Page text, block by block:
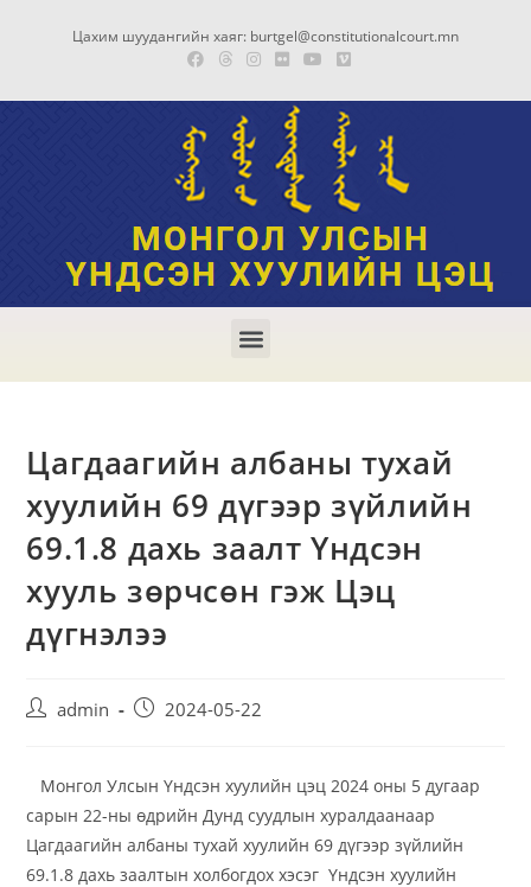
Цахим шуудангийн хаяг: burtgel@constitutionalcourt.mn
Цагдаагийн албаны тухай
хуулийн 69 дүгээр зүйлийн
69.1.8 дахь заалт Үндсэн
хууль зөрчсөн гэж Цэц
дүгнэлээ
admin 2024-05-22
Монгол Улсын Үндсэн хуулийн цэц 2024 оны 5 дугаар
сарын 22-ны өдрийн Дунд суудлын хуралдаанаар
Цагдаагийн албаны тухай хуулийн 69 дүгээр зүйлийн
69.1.8 дахь заалтын холбогдох хэсэг Үндсэн хуулийн